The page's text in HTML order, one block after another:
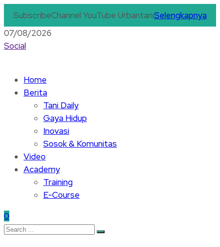
SubscribeChannel YouTube UrbantaniSelengkapnya
07/08/2026
Social
Home
Berita
Tani Daily
Gaya Hidup
Inovasi
Sosok & Komunitas
Video
Academy
Training
E-Course
0